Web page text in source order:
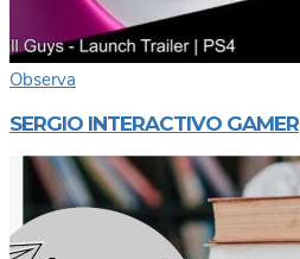
Observa
SERGIO INTERACTIVO GAMER